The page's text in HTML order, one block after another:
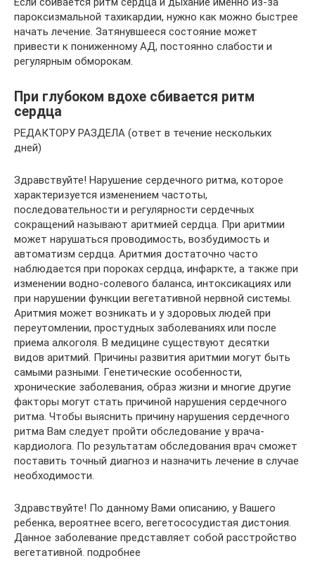
пароксизмальной тахикардии, нужно как можно быстрее
начать лечение. Затянувшееся состояние может
привести к пониженному АД, постоянно слабости и
регулярным обморокам.
При глубоком вдохе сбивается ритм
сердца
РЕДАКТОРУ РАЗДЕЛА (ответ в течение нескольких
дней)
Здравствуйте! Нарушение сердечного ритма, которое
характеризуется изменением частоты,
последовательности и регулярности сердечных
сокращений называют аритмией сердца. При аритмии
может нарушаться проводимость, возбудимость и
автоматизм сердца. Аритмия достаточно часто
наблюдается при пороках сердца, инфаркте, а также при
изменении водно-солевого баланса, интоксикациях или
при нарушении функции вегетативной нервной системы.
Аритмия может возникать и у здоровых людей при
переутомлении, простудных заболеваниях или после
приема алкоголя. В медицине существуют десятки
видов аритмий. Причины развития аритмии могут быть
самыми разными. Генетические особенности,
хронические заболевания, образ жизни и многие другие
факторы могут стать причиной нарушения сердечного
ритма. Чтобы выяснить причину нарушения сердечного
ритма Вам следует пройти обследование у врача-
кардиолога. По результатам обследования врач сможет
поставить точный диагноз и назначить лечение в случае
необходимости.
Здравствуйте! По данному Вами описанию, у Вашего
ребенка, вероятнее всего, вегетососудистая дистония.
Данное заболевание представляет собой расстройство
вегетативной. подробнее